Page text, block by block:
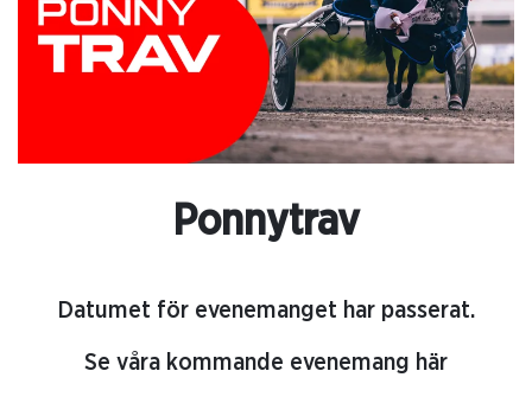
Ponnytrav
Datumet för evenemanget har passerat.
Se våra kommande evenemang här